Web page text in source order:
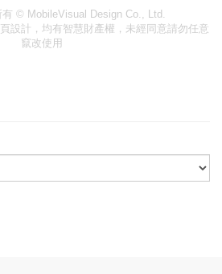
© MobileVisual Design Co., Ltd.
設計，均有智慧財產權，未經同意請勿任意
竄改使用